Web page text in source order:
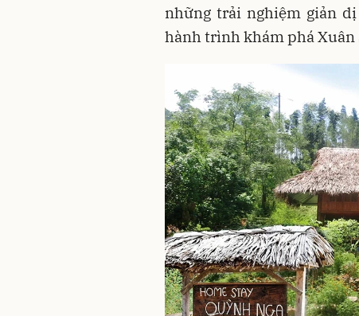
những trải nghiệm giản
hành trình khám phá Xuân